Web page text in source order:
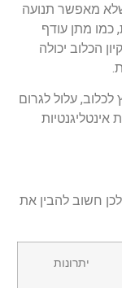
מאפשר תנועה
כמו מתן עודף
הכלוב יכולה
לכלוב, עלול לגרום
חשוב להבין את
יתרונות